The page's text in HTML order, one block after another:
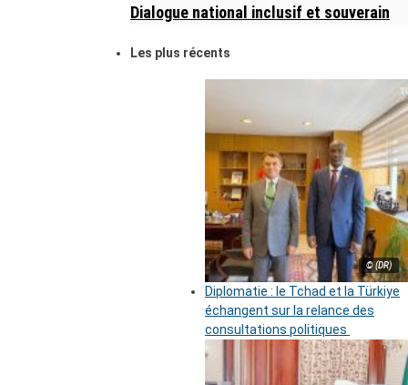
Dialogue national inclusif et souverain
Les plus récents
© (DR)
Diplomatie : le Tchad et la Türkiye
échangent sur la relance des
consultations politiques